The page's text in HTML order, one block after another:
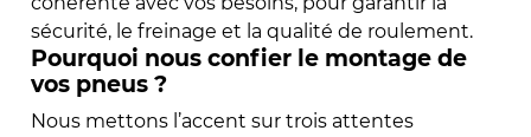
sécurité, le freinage et la qualité de roulement.
Pourquoi nous confier le montage de
vos pneus ?
Nous mettons l’accent sur trois attentes